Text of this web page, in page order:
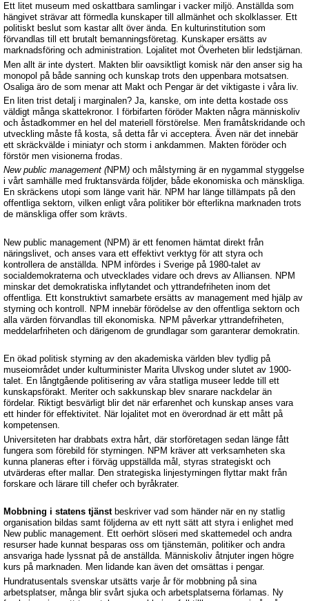
Ett litet museum med oskattbara samlingar i vacker miljö. Anställda som
hängivet strävar att förmedla kunskaper till allmänhet och skolklasser. Ett
politiskt beslut som kastar allt över ända. En kulturinstitution som
förvandlas till ett brutalt bemanningsföretag. Kunskaper ersätts av
marknadsföring och administration. Lojalitet mot Överheten blir ledstjärnan.
Men allt är inte dystert. Makten blir oavsiktligt komisk när den anser sig ha
monopol på både sanning och kunskap trots den uppenbara motsatsen.
Osaliga äro de som menar att Makt och Pengar är det viktigaste i våra liv.
En liten trist detalj i marginalen? Ja, kanske, om inte detta kostade oss
väldigt många skattekronor.
I förbifarten föröder Makten några människoliv
och åstadkommer en hel del materiell förstörelse. Men framåtskridande och
utveckling måste få kosta, så detta får vi acceptera. Även när det innebär
ett skräckvälde i miniatyr och storm i ankdammen.
Makten föröder och
förstör men visionerna frodas.
New public management (NPM ) och målstyrning är en nygammal styggelse
i vårt samhälle med fruktansvärda följder, både ekonomiska och mänskliga.
En skräckens utopi som länge varit här. NPM har länge tillämpats på den
offentliga sektorn, vilken enligt våra politiker bör efterlikna marknaden trots
de mänskliga offer som krävts.
New public management (NPM) är ett fenomen hämtat direkt från
näringslivet, och anses vara ett effektivt verktyg för att styra och
kontrollera de anställda. NPM infördes i Sverige på 1980-talet av
socialdemokraterna och utvecklades vidare och drevs av Alliansen. NPM
minskar det demokratiska inflytandet och yttrandefriheten inom det
offentliga. Ett konstruktivt samarbete ersätts av management med hjälp av
styrning och kontroll. NPM innebär förödelse av den offentliga sektorn och
alla värden förvandlas till ekonomiska. NPM påverkar yttrandefriheten,
meddelarfriheten och därigenom de grundlagar som garanterar demokratin.
En ökad politisk styrning av den akademiska världen blev tydlig på
museiområdet under kulturminister Marita Ulvskog under slutet av 1900-
talet. En långtgående politisering av våra statliga museer ledde till ett
kunskapsförakt. Meriter och sakkunskap blev snarare nackdelar än
fördelar. Riktigt besvärligt blir det när erfarenhet och kunskap anses vara
ett hinder för effektivitet. När lojalitet mot en överordnad är ett mått på
kompetensen.
Universiteten har drabbats extra hårt, där storföretagen sedan länge fått
fungera som förebild för styrningen. NPM kräver att verksamheten ska
kunna planeras efter i förväg uppställda mål, styras strategiskt och
utvärderas efter mallar. Den strategiska linjestyrningen flyttar makt från
forskare och lärare till chefer och byråkrater.
Mobbning i statens tjänstbeskriver vad som händer när en ny statlig
organisation bildas samt följderna av ett nytt sätt att styra i enlighet med
New public management. Ett oerhört slöseri med skattemedel och andra
resurser hade kunnat besparas oss om tjänstemän, politiker och andra
ansvariga hade lyssnat på de anställda. Människoliv åtnjuter ingen högre
kurs på marknaden. Men lidande kan även det omsättas i pengar.
Hundratusentals svenskar utsätts varje år för mobbning på sina
arbetsplatser, många blir svårt sjuka och arbetsplatserna förlamas. Ny